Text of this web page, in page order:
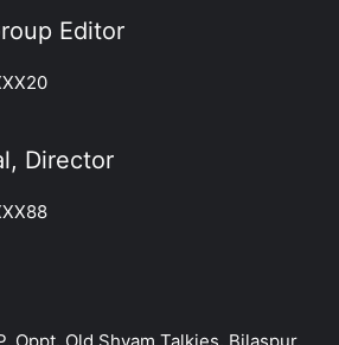
Editor
Director
Oppt. Old Shyam Talkies, Bilaspur,